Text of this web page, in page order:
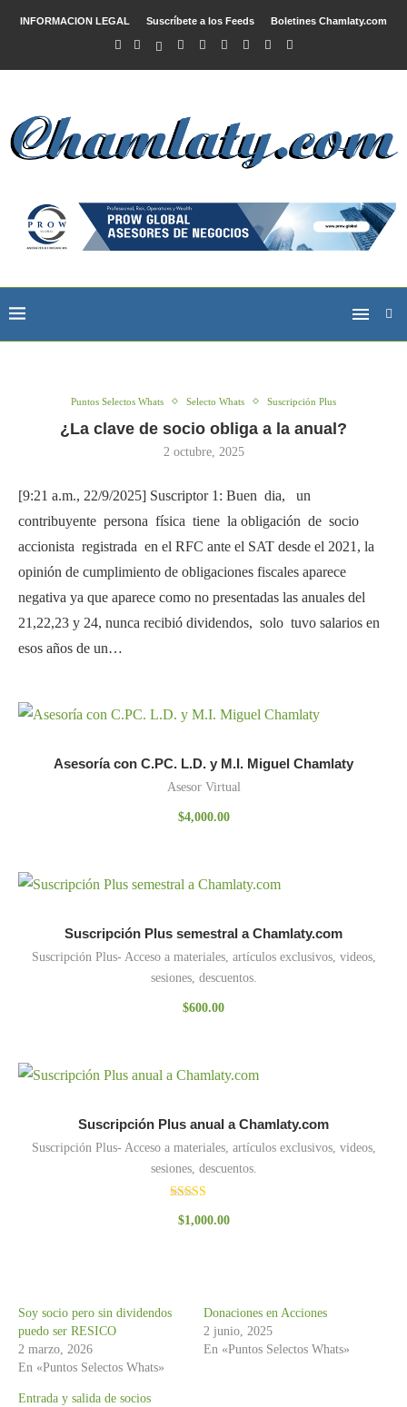
INFORMACION LEGAL Suscríbete a los Feeds Boletines Chamlaty.com
Puntos Selectos Whats Selecto Whats Suscripción Plus
¿La clave de socio obliga a la anual?
2 octubre, 2025
[9:21 a.m., 22/9/2025] Suscriptor 1: Buen dia, un
contribuyente persona física tiene la obligación de socio
accionista registrada en el RFC ante el SAT desde el 2021, la
opinión de cumplimiento de obligaciones fiscales aparece
negativa ya que aparece como no presentadas las anuales del
21,22,23 y 24, nunca recibió dividendos, solo tuvo salarios en
esos años de un…
Asesoría con C.PC. L.D. y M.I. Miguel Chamlaty
Asesor Virtual
$4,000.00
Suscripción Plus semestral a Chamlaty.com
Suscripción Plus- Acceso a materiales, artículos exclusivos, videos,
sesiones, descuentos.
$600.00
Suscripción Plus anual a Chamlaty.com
Suscripción Plus- Acceso a materiales, artículos exclusivos, videos,
sesiones, descuentos.
con
$1,000.00
Soy socio pero sin dividendos
puedo ser RESICO
2 marzo, 2026
En «Puntos Selectos Whats»
Donaciones en Acciones
2 junio, 2025
En «Puntos Selectos Whats»
Entrada y salida de socios